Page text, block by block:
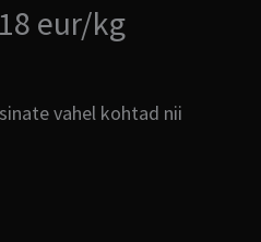
eur/kg
vahel kohtad nii